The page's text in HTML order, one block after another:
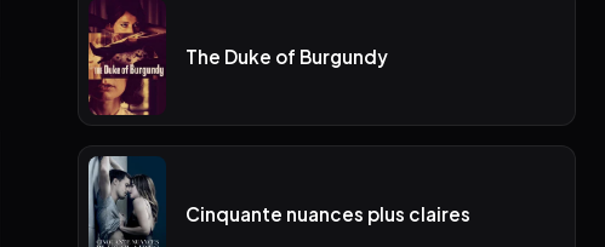
The Duke of Burgundy
Cinquante nuances plus claires